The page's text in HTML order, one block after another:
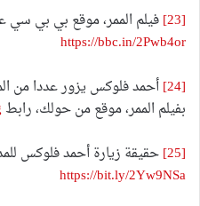
[23]
فيلم الممر، موقع بي بي سي
https://bbc.in/2Pwb4or
[24]
أحمد فلوكس يزور عددا من
بفيلم الممر، موقع من حولك، رابط
[25]
حقيقة زيارة أحمد فلوكس
https://bit.ly/2Yw9NSa